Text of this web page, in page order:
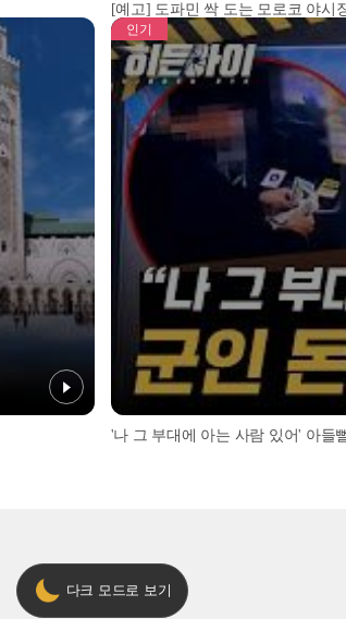
[예고] 도파민 싹 도는 모로코 야시
인기
'나 그 부대에 아는 사람 있어' 아들
다크 모드로 보기